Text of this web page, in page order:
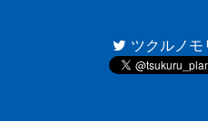
ツクルノ